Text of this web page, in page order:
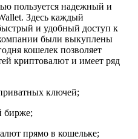
пользуется надежный и
Здесь каждый
и удобный доступ к
были выкуплены
кошелек позволяет
криптовалют и имеет ряд
ключей;
бирже;
прямо в кошельке;